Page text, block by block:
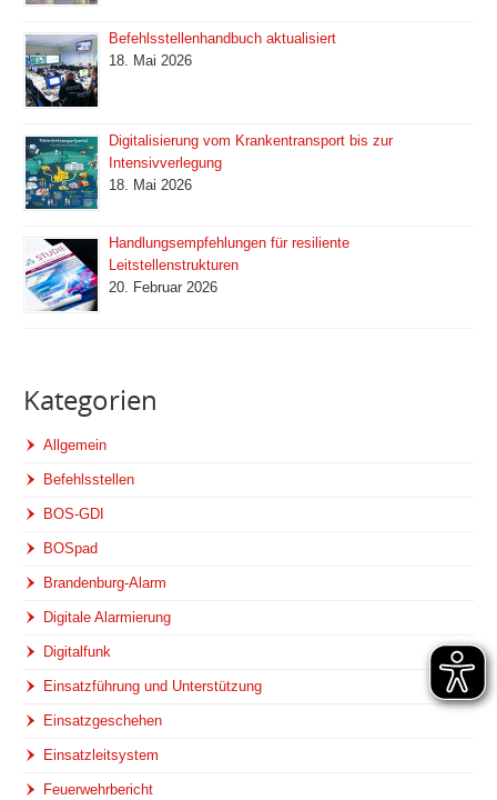
Befehlsstellenhandbuch aktualisiert
18. Mai 2026
Digitalisierung vom Krankentransport bis zur
Intensivverlegung
18. Mai 2026
Handlungsempfehlungen für resiliente
Leitstellenstrukturen
20. Februar 2026
Kategorien
Allgemein
Befehlsstellen
BOS-GDI
BOSpad
Brandenburg-Alarm
Digitale Alarmierung
Digitalfunk
Einsatzführung und Unterstützung
Einsatzgeschehen
Einsatzleitsystem
Feuerwehrbericht